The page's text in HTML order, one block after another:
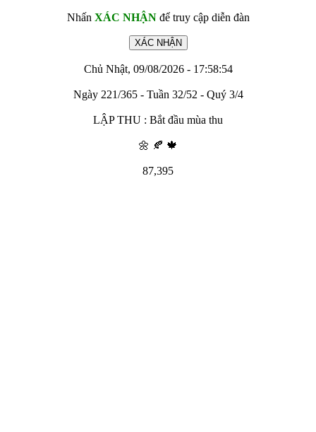
Nhấn XÁC NHẬNđể truy cập diễn đàn
Chủ Nhật, 09/08/2026 - 17:58:54
Ngày 221/365 - Tuần 32/52 - Quý 3/4
LẬP THU : Bắt đầu mùa thu
🌼 🍂 🍁
87,395